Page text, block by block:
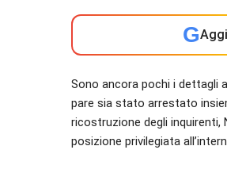
G
Sono ancora pochi i dettagli
pare sia stato arrestato
ricostruzione degli inquirenti,
posizione privilegiata